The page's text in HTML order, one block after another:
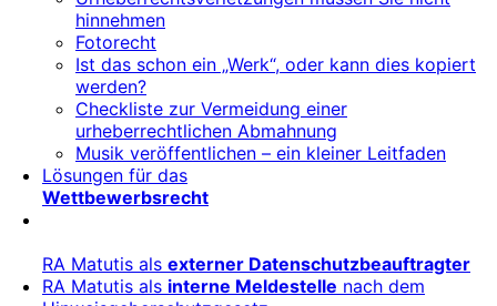
hinnehmen
Fotorecht
Ist das schon ein „Werk“, oder kann dies kopiert
werden?
Checkliste zur Vermeidung einer
urheberrechtlichen Abmahnung
Musik veröffentlichen – ein kleiner Leitfaden
Lösungen für das
Wettbewerbsrecht
RA Matutis als externer Datenschutzbeauftragter
RA Matutis als interne Meldestelle nach dem